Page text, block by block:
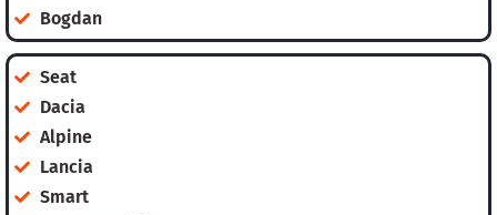
Bogdan
Seat
Dacia
Alpine
Lancia
Smart